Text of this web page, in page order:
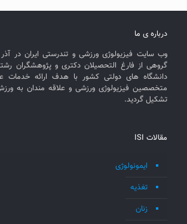
درباره ی ما
گروهی از فارغ التحصیلان دکتری و پژوهشگران
دانشگاه های دولتی کشور با هدف ارائه خدمات
متخصصین فیزیولوژی ورزشی و علاقه مندان به
تشکیل گردید.
مقالات ISI
ایمونولوژی
تغذیه
زنان